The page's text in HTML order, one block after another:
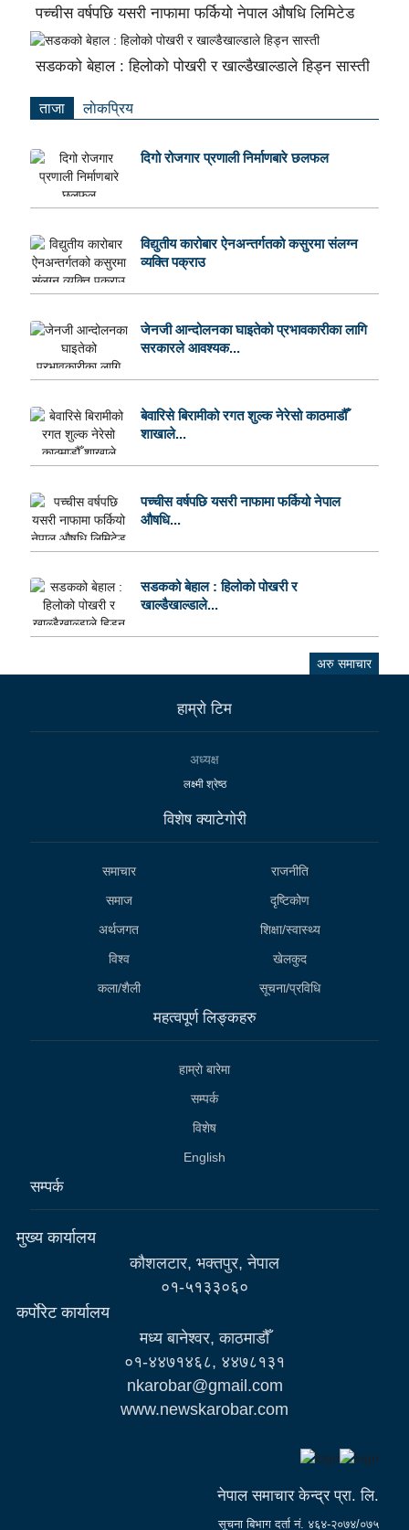
पच्चीस वर्षपछि यसरी नाफामा फर्कियो नेपाल औषधि लिमिटेड
सडकको बेहाल : हिलोको पोखरी र खाल्डैखाल्डाले हिड्न सास्ती
ताजा लाेकप्रिय
दिगो रोजगार प्रणाली निर्माणबारे छलफल
विद्युतीय कारोबार ऐनअन्तर्गतको कसुरमा संलग्न
व्यक्ति पक्राउ
जेनजी आन्दोलनका घाइतेको प्रभावकारीका लागि
सरकारले आवश्यक...
बेवारिसे बिरामीको रगत शुल्क नेरेसो काठमाडौँ
शाखाले...
पच्चीस वर्षपछि यसरी नाफामा फर्कियो नेपाल
औषधि...
सडकको बेहाल : हिलोको पोखरी र
खाल्डैखाल्डाले...
अरु समाचार
हाम्राे टिम
अध्यक्ष
लक्ष्मी श्रेष्ठ
विशेष क्याटेगाेरी
समाचार
राजनीति
समाज
दृष्टिकोण
अर्थजगत
शिक्षा/स्वास्थ्य
विश्व
खेलकुद
कला/शैली
सूचना/प्रविधि
महत्वपूर्ण लिङ्कहरु
हाम्राे बारेमा
सम्पर्क
विशेष
English
सम्पर्क
मुख्य कार्यालय
कौशलटार, भक्तपुर, नेपाल
०१-५१३३०६०
कर्पाेरेट कार्यालय
मध्य बानेश्वर, काठमाडौँ
०१-४४७१४६८, ४४७८१३१
nkarobar@gmail.com
www.newskarobar.com
नेपाल समाचार केन्द्र प्रा. लि.
सूचना बिभाग दर्ता नं. ४६४-२०७४/०७५